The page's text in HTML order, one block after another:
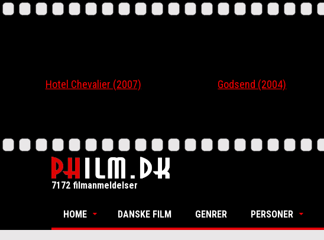
Hotel Chevalier (2007) Godsend (2004)
7172 filmanmeldelser
HOME DANSKE FILM GENRER PERSONER